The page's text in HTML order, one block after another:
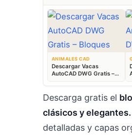
ANIMALES CAD
Descargar Vacas
AutoCAD DWG Gratis –
Bloques Ganaderos 2D
Descarga gratis el
clásicos y elegantes.
detalladas y capas